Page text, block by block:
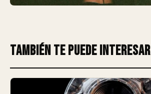
También te puede interesar